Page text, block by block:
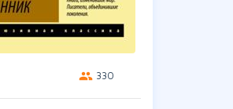
group 330